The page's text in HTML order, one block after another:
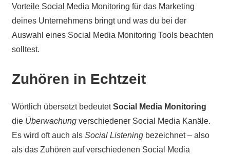
Vorteile Social Media Monitoring für das Marketing
deines Unternehmens bringt und was du bei der
Auswahl eines Social Media Monitoring Tools beachten
solltest.
Zuhören in Echtzeit
Wörtlich übersetzt bedeutetSocial Media Monitoring
die Überwachungverschiedener Social Media Kanäle.
Es wird oft auch als Social Listeningbezeichnet – also
als das Zuhören auf verschiedenen Social Media